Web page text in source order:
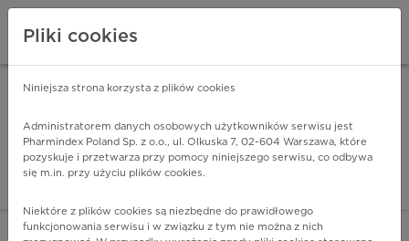
Pharmindex - lider
ZALOGUJ SIĘ
Pliki cookies
Niniejsza strona korzysta z plików cookies
Administratorem danych osobowych użytkowników serwisu jest
Pharmindex Poland Sp. z o.o., ul. Olkuska 7, 02-604 Warszawa, które
pozyskuje i przetwarza przy pomocy niniejszego serwisu, co odbywa
się m.in. przy użyciu plików cookies.
Niektóre z plików cookies są niezbędne do prawidłowego
funkcjonowania serwisu i w związku z tym nie można z nich
ZA DARMO - w Google Play INSTALUJ